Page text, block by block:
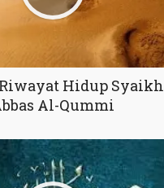
Hidup Syaikh
Al-Qummi